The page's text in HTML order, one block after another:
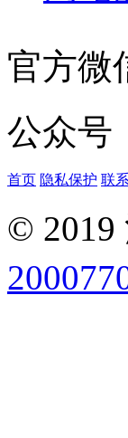
官方微
公众号
首页 隐私保护 联
©